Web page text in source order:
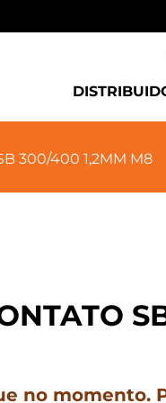
300/400 1,2MM M8
no momento.